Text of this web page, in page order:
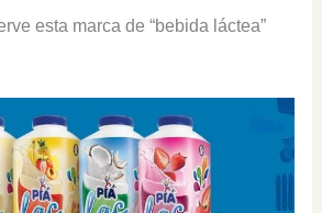
esta marca de “bebida láctea”